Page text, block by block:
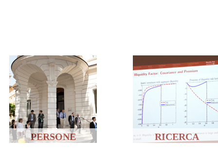
PERSONE RICERCA